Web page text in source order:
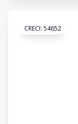
CRECI: 54652